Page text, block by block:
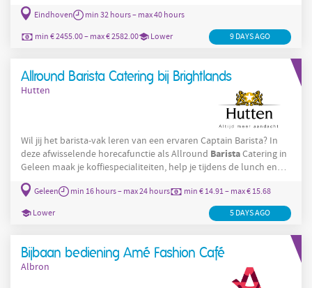
een complete beleving tijdens hun ontdekking van 15.000 jaar
regionale geschiedenis. De functieBrasserie
van Museumpark VONK en richt zich naast de dagelijksehoreca
ook op kleinschalige banquetingactiviteiten en overige
Eindhoven min 32 hours – max 40 hours
min € 2455.00 – max € 2582.00 Lower 9 DAYS AGO
Allround Barista Catering bij Brightlands
Hutten
Wil jij het barista-vak leren van een ervaren Captain Barista? In
deze afwisselende horecafunctie als Allround BaristaCatering in
Geleen maak je koffiespecialiteiten, help je tijdens de lunch en
zorg je voor blije gasten. Én in het weekend natuurlijk lekker vrij!
De functie In deze hybride functie ga je zowel aan de slag in onze
coffeebar als ons bedrijfsrestaurant. Je ondersteunt onze
Captain
Geleen min 16 hours – max 24 hours min € 14.91 – max € 15.68
Lower 5 DAYS AGO
Bijbaan bediening Amé Fashion Café
Albron